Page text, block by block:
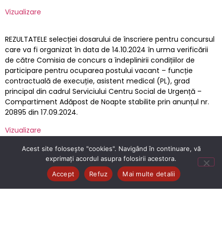
Vizualizare
REZULTATELE selecției dosarului de înscriere pentru concursul
care va fi organizat în data de 14.10.2024 în urma verificării
de către Comisia de concurs a îndeplinirii condițiilor de
participare pentru ocuparea postului vacant – funcție
contractuală de execuție, asistent medical (PL), grad
principal din cadrul Serviciului Centru Social de Urgență –
Compartiment Adăpost de Noapte stabilite prin anunțul nr.
20895 din 17.09.2024.
Vizualizare
ANUNT CONCURS
ATRIBUTII SPECIFICE POSTULUI AS.MED
Acest site folosește "cookies". Navigând în continuare, vă
exprimați acordul asupra folosirii acestora.
Accept
Refuz Mai multe detalii